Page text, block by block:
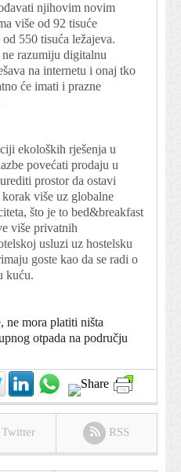
njihovim novim
više od 92 tisuće
550 tisuća ležajeva.
razumiju digitalnu
na internetu i onaj tko
će imati i prazne
ekoloških rješenja u
povećati prodaju u
prostor da ostavi
više uz globalne
što je to bed&breakfast
više privatnih
usluzi uz hostelsku
goste kao da se radi o
kuću.
ne mora platiti ništa
otpada na području
RSS